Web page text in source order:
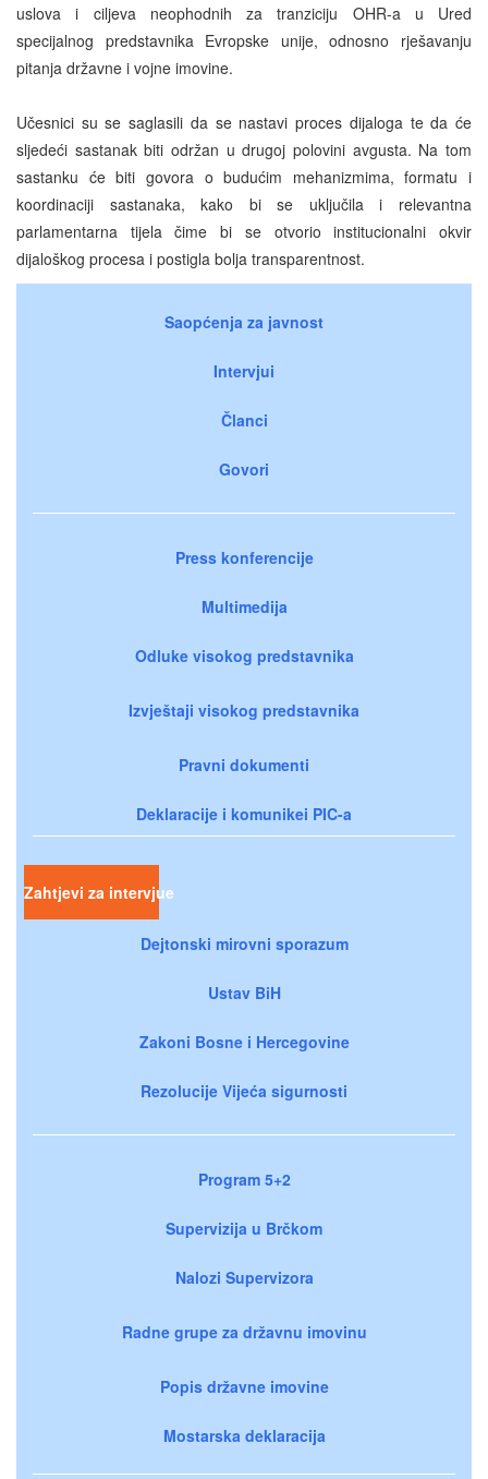
uslova i ciljeva neophodnih za tranziciju OHR-a u Ured
specijalnog predstavnika Evropske unije, odnosno rješavanju
pitanja državne i vojne imovine.
Učesnici su se saglasili da se nastavi proces dijaloga te da će
sljedeći sastanak biti održan u drugoj polovini avgusta. Na tom
sastanku će biti govora o budućim mehanizmima, formatu i
koordinaciji sastanaka, kako bi se uključila i relevantna
parlamentarna tijela čime bi se otvorio institucionalni okvir
dijaloškog procesa i postigla bolja transparentnost.
Saopćenja za javnost
Intervjui
Članci
Govori
Press konferencije
Multimedija
Odluke visokog predstavnika
Izvještaji visokog predstavnika
Pravni dokumenti
Deklaracije i komunikei PIC-a
Zahtjevi za intervjue
Dejtonski mirovni sporazum
Ustav BiH
Zakoni Bosne i Hercegovine
Rezolucije Vijeća sigurnosti
Program 5+2
Supervizija u Brčkom
Nalozi Supervizora
Radne grupe za državnu imovinu
Popis državne imovine
Mostarska deklaracija